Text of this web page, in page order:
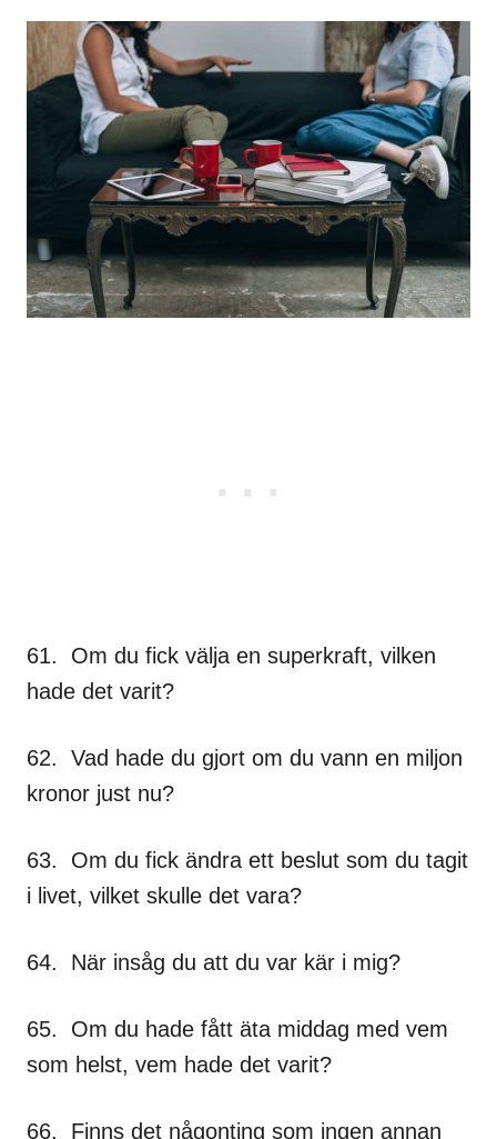
61. Om du fick välja en superkraft, vilken
hade det varit?
62. Vad hade du gjort om du vann en miljon
kronor just nu?
63. Om du fick ändra ett beslut som du tagit
i livet, vilket skulle det vara?
64. När insåg du att du var kär i mig?
65. Om du hade fått äta middag med vem
som helst, vem hade det varit?
66. Finns det någonting som ingen annan